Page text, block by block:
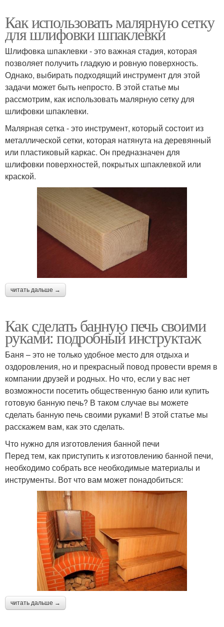
Как использовать малярную сетку
для шлифовки шпаклевки
Шлифовка шпаклевки - это важная стадия, которая
позволяет получить гладкую и ровную поверхность.
Однако, выбирать подходящий инструмент для этой
задачи может быть непросто. В этой статье мы
рассмотрим, как использовать малярную сетку для
шлифовки шпаклевки.
Малярная сетка - это инструмент, который состоит из
металлической сетки, которая натянута на деревянный
или пластиковый каркас. Он предназначен для
шлифовки поверхностей, покрытых шпаклевкой или
краской.
читать дальше →
Как сделать банную печь своими
руками: подробный инструктаж
Баня – это не только удобное место для отдыха и
оздоровления, но и прекрасный повод провести время в
компании друзей и родных. Но что, если у вас нет
возможности посетить общественную баню или купить
готовую банную печь? В таком случае вы можете
сделать банную печь своими руками! В этой статье мы
расскажем вам, как это сделать.
Что нужно для изготовления банной печи
Перед тем, как приступить к изготовлению банной печи,
необходимо собрать все необходимые материалы и
инструменты. Вот что вам может понадобиться:
читать дальше →